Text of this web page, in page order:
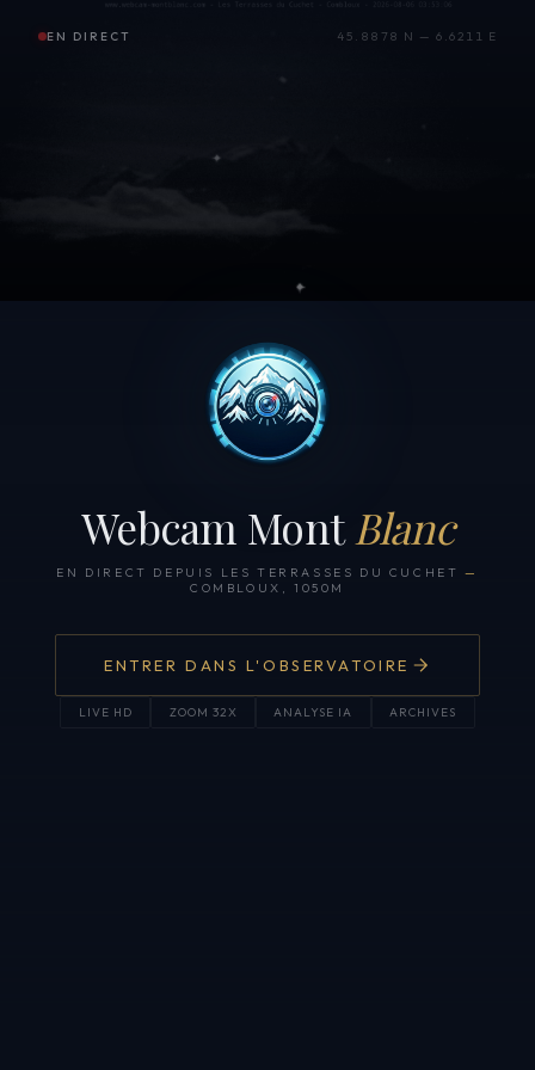
EN DIRECT 45.8878 N — 6.6211 E
Webcam Mont Blanc
EN DIRECT DEPUIS LES TERRASSES DU CUCHET —
COMBLOUX, 1050M
ENTRER DANS L'OBSERVATOIRE
LIVE HD ZOOM 32X ANALYSE IA ARCHIVES